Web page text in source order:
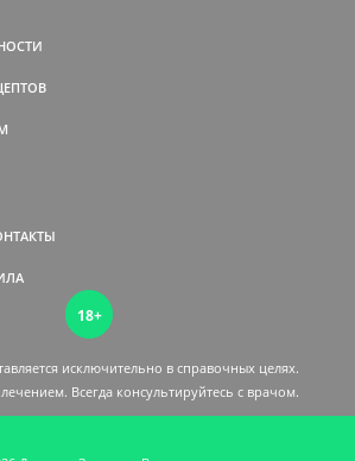
18+
исключительно в справочных целях.
Всегда консультируйтесь c врачом.